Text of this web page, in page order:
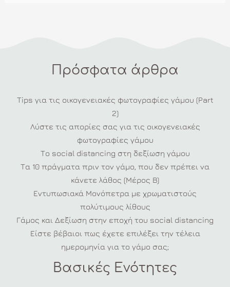
Πρόσφατα άρθρα
Tips για τις οικογενειακές φωτογραφίες γάμου (Part
2)
Λύστε τις απορίες σας για τις οικογενειακές
φωτογραφίες γάμου
Το social distancing στη δεξίωση γάμου
Τα 10 πράγματα πριν τον γάμο, που δεν πρέπει να
κάνετε λάθος (Μέρος Β)
Εντυπωσιακά Μονόπετρα με χρωματιστούς
πολύτιμους λίθους
Γάμος και Δεξίωση στην εποχή του social distancing
Είστε βέβαιοι πως έχετε επιλέξει την τέλεια
ημερομηνία για το γάμο σας;
Βασικές Ενότητες